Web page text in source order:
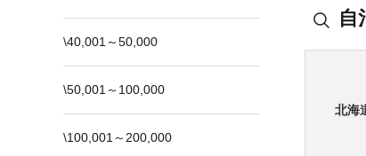
自
北海
\40,001～50,000
\50,001～100,000
\100,001～200,000